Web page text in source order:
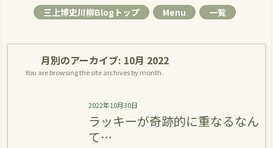
三上博史川柳Blogトップ Menu 一覧
月別のアーカイブ: 10月 2022
You are browsing the site archives by month.
2022年10月30日
ラッキーが奇跡的に重なるなん
て…